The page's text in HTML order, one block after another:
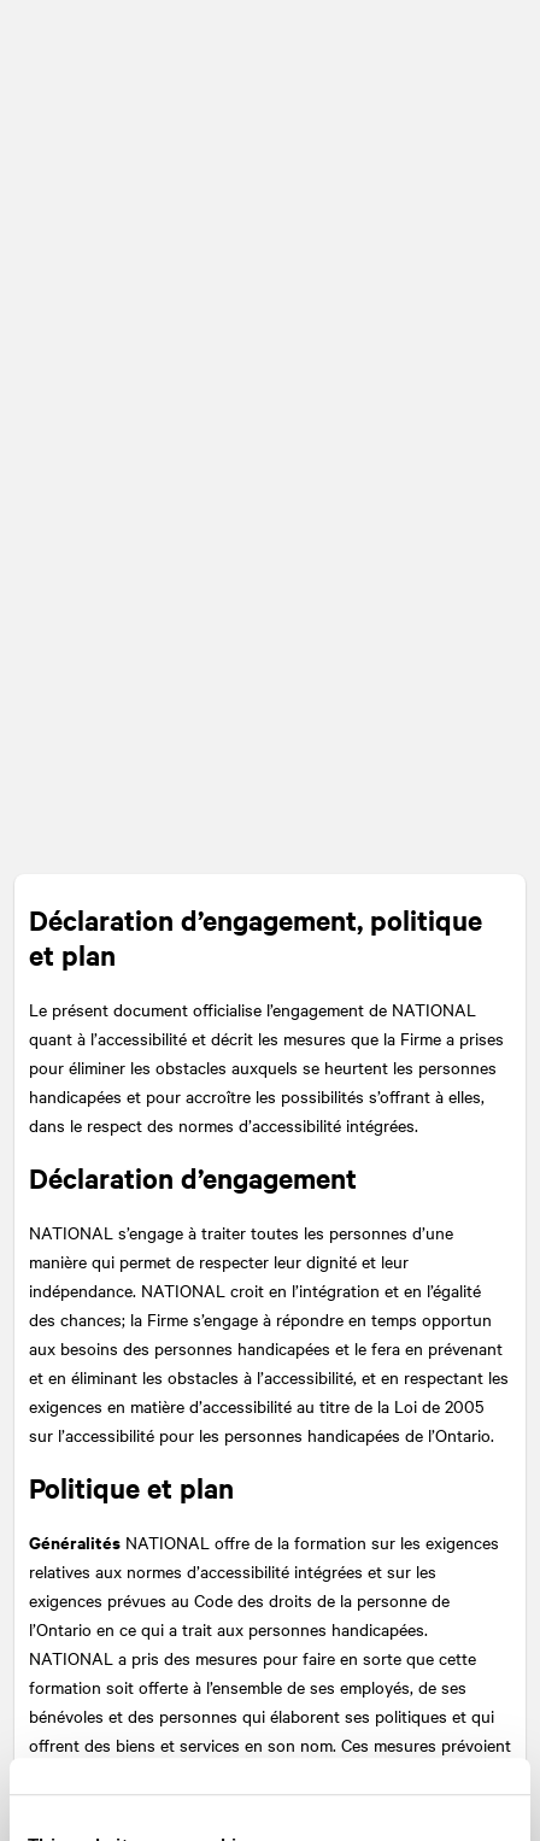
Déclaration d’engagement, politique
et plan
Le présent document officialise l’engagement de NATIONAL
quant à l’accessibilité et décrit les mesures que la Firme a prises
pour éliminer les obstacles auxquels se heurtent les personnes
handicapées et pour accroître les possibilités s’offrant à elles,
dans le respect des normes d’accessibilité intégrées.
Déclaration d’engagement
NATIONAL s’engage à traiter toutes les personnes d’une
manière qui permet de respecter leur dignité et leur
indépendance. NATIONAL croit en l’intégration et en l’égalité
des chances; la Firme s’engage à répondre en temps opportun
aux besoins des personnes handicapées et le fera en prévenant
et en éliminant les obstacles à l’accessibilité, et en respectant les
exigences en matière d’accessibilité au titre de la Loi de 2005
sur l’accessibilité pour les personnes handicapées de l’Ontario.
Politique et plan
Généralités NATIONAL offre de la formation sur les exigences
relatives aux normes d’accessibilité intégrées et sur les
exigences prévues au Code des droits de la personne de
l’Ontario en ce qui a trait aux personnes handicapées.
NATIONAL a pris des mesures pour faire en sorte que cette
formation soit offerte à l’ensemble de ses employés, de ses
bénévoles et des personnes qui élaborent ses politiques et qui
offrent des biens et services en son nom. Ces mesures prévoient